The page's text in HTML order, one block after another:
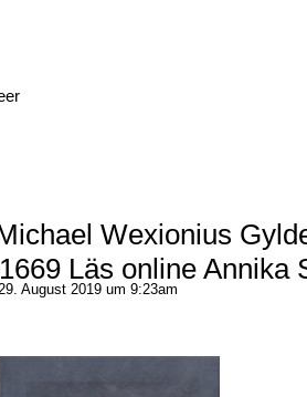
Wexionius
Läs online Annika
August 2019 um 9:23am